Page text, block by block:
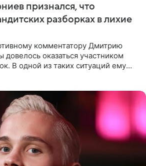
признался, что
разборках в лихие
комментатору Дмитрию
довелось оказаться участником
В одной из таких ситуаций ему